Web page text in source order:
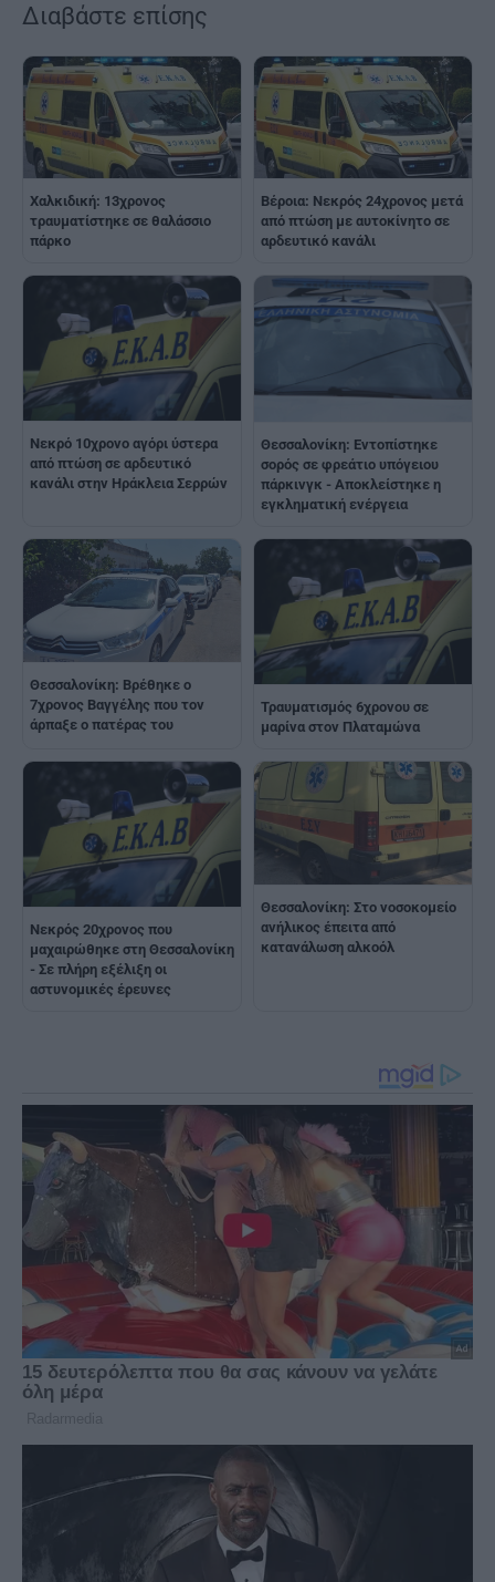
Διαβάστε επίσης
Χαλκιδική: 13χρονος
τραυματίστηκε σε θαλάσσιο
πάρκο
Βέροια: Νεκρός 24χρονος μετά
από πτώση με αυτοκίνητο σε
αρδευτικό κανάλι
Νεκρό 10χρονο αγόρι ύστερα
από πτώση σε αρδευτικό
κανάλι στην Ηράκλεια Σερρών
Θεσσαλονίκη: Εντοπίστηκε
σορός σε φρεάτιο υπόγειου
πάρκινγκ - Αποκλείστηκε η
εγκληματική ενέργεια
Θεσσαλονίκη: Βρέθηκε ο
7χρονος Βαγγέλης που τον
άρπαξε ο πατέρας του
Τραυματισμός 6χρονου σε
μαρίνα στον Πλαταμώνα
Νεκρός 20χρονος που
μαχαιρώθηκε στη Θεσσαλονίκη
- Σε πλήρη εξέλιξη οι
αστυνομικές έρευνες
Θεσσαλονίκη: Στο νοσοκομείο
ανήλικος έπειτα από
κατανάλωση αλκοόλ